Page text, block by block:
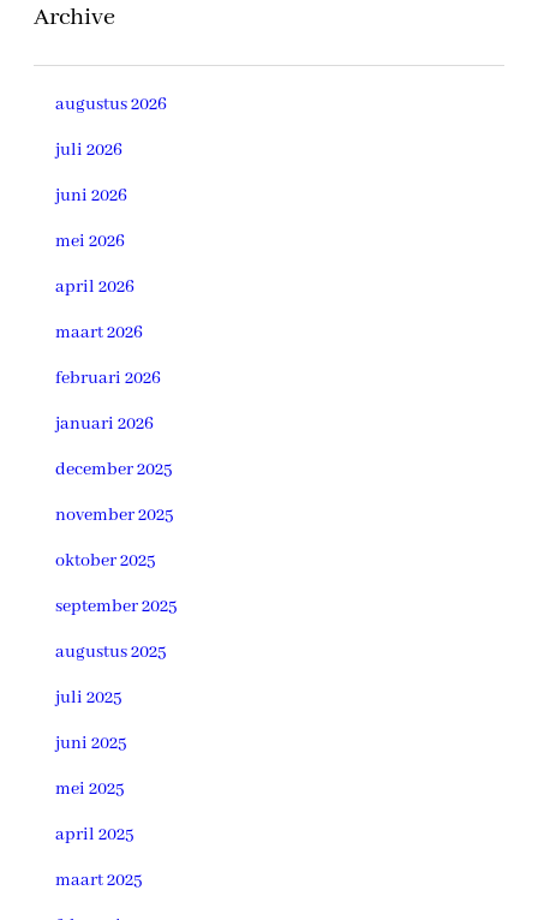
Archive
augustus 2026
juli 2026
juni 2026
mei 2026
april 2026
maart 2026
februari 2026
januari 2026
december 2025
november 2025
oktober 2025
september 2025
augustus 2025
juli 2025
juni 2025
mei 2025
april 2025
maart 2025